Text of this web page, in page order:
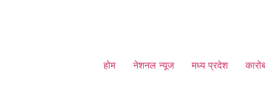
होम नेशनल न्यूज मध्य प्रदेश